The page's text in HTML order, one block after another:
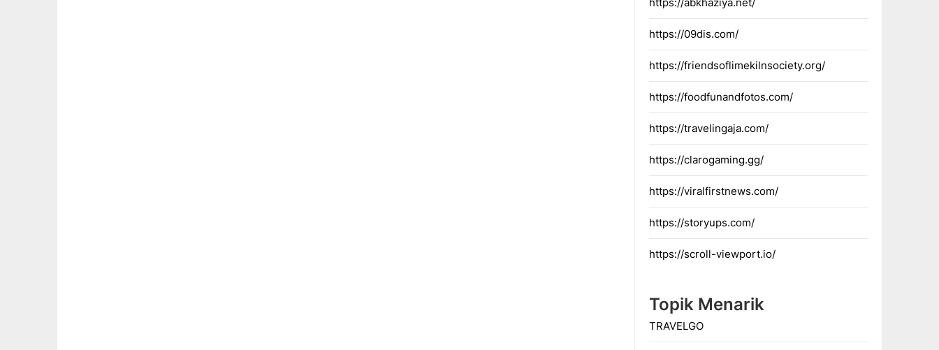
https://09dis.com/
https://friendsoflimekilnsociety.org/
https://foodfunandfotos.com/
https://travelingaja.com/
https://clarogaming.gg/
https://viralfirstnews.com/
https://storyups.com/
https://scroll-viewport.io/
Topik Menarik
TRAVELGO